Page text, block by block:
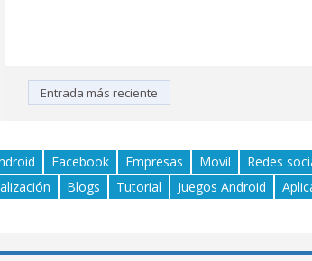
Entrada más reciente
Facebook Empresas Movil Redes
Blogs Tutorial Juegos Android